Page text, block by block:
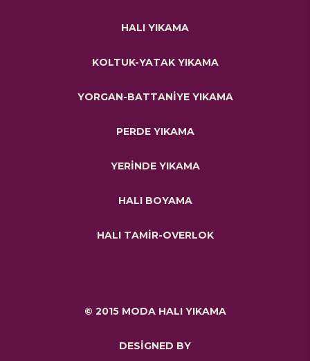
HALI YIKAMA
KOLTUK-YATAK YIKAMA
YORGAN-BATTANİYE YIKAMA
PERDE YIKAMA
YERİNDE YIKAMA
HALI BOYAMA
HALI TAMİR-OVERLOK
© 2015 MODA HALI YIKAMA
DESİGNED BY